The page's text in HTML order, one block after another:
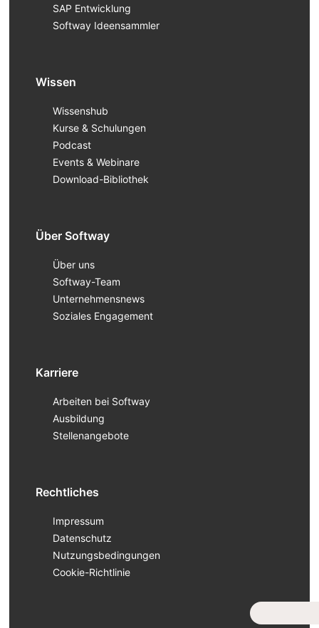
SAP Entwicklung
Softway Ideensammler
Wissen
Wissenshub
Kurse & Schulungen
Podcast
Events & Webinare
Download-Bibliothek
Über Softway
Über uns
Softway-Team
Unternehmensnews
Soziales Engagement
Karriere
Arbeiten bei Softway
Ausbildung
Stellenangebote
Rechtliches
Impressum
Datenschutz
Nutzungsbedingungen
Cookie-Richtlinie